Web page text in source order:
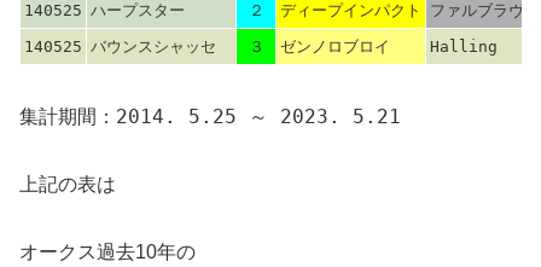
140525 ハープスター ２ ディープインパクト
ファルブラヴ
140525 バウンスシャッセ ３ ゼンノロブロイ Halling
集計期間：2014. 5.25 ～ 2023. 5.21
上記の表は
オークス過去10年の